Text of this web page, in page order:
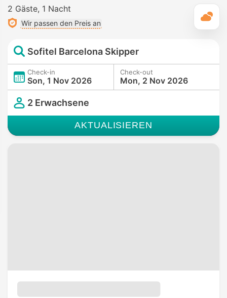
2 Gäste 1 Nacht
Wir passen den Preis an
Sofitel Barcelona Skipper
Check-in
Son, 1 Nov 2026
Check-out
Mon, 2 Nov 2026
2 Erwachsene
AKTUALISIEREN